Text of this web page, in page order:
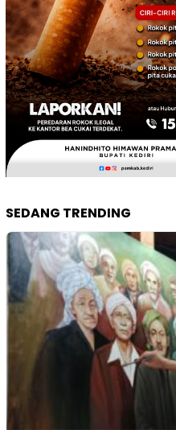
SEDANG TRENDING